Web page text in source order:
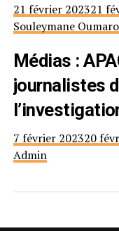
21 février 202321
Souleymane
Médias :
journalistes
7 février 202320
Admin